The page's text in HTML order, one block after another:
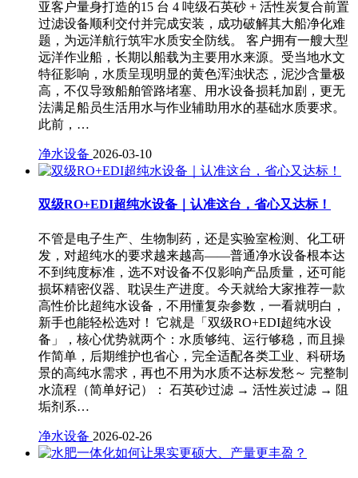
亚客户量身打造的15 台 4 吨级石英砂 + 活性炭复合前置
过滤设备顺利交付并完成安装，成功破解其大船净化难
题，为远洋航行筑牢水质安全防线。 客户拥有一艘大型
远洋作业船，长期以船载为主要用水来源。受当地水文
特征影响，水质呈现明显的黄色浑浊状态，泥沙含量极
高，不仅导致船舶管路堵塞、用水设备损耗加剧，更无
法满足船员生活用水与作业辅助用水的基础水质要求。
此前，…
净水设备 2026-03-10
双级RO+EDI超纯水设备｜认准这台，省心又达标！
不管是电子生产、生物制药，还是实验室检测、化工研
发，对超纯水的要求越来越高——普通净水设备根本达
不到纯度标准，选不对设备不仅影响产品质量，还可能
损坏精密仪器、耽误生产进度。今天就给大家推荐一款
高性价比超纯水设备，不用懂复杂参数，一看就明白，
新手也能轻松选对！ 它就是「双级RO+EDI超纯水设
备」，核心优势就两个：水质够纯、运行够稳，而且操
作简单，后期维护也省心，完全适配各类工业、科研场
景的高纯水需求，再也不用为水质不达标发愁～ 完整制
水流程（简单好记）： 石英砂过滤 → 活性炭过滤 → 阻
垢剂系…
净水设备 2026-02-26